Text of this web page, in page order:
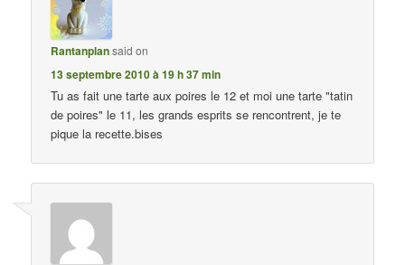
Rantanplansaid on
13 septembre 2010 à 19 h 37 min
Tu as fait une tarte aux poires le 12 et moi une tarte "tatin
de poires" le 11, les grands esprits se rencontrent, je te
pique la recette.bises